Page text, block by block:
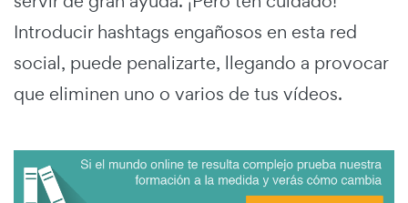
Introducir hashtags engañosos en esta red
social, puede penalizarte, llegando a provocar
que eliminen uno o varios de tus vídeos.